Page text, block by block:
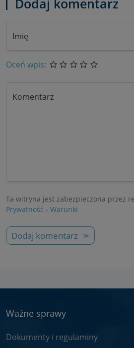
Dodaj komentarz
Imię
Oceń wpis:
Komentarz
Ta witryna jest zabezpieczona przez
Prywatność - Warunki
Dodaj komentarz
Ważne sprawy
Dokumenty i regulaminy